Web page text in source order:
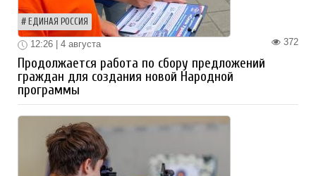
ЕДИНАЯ РОССИЯ
372
12:26 | 4 августа
Продолжается работа по сбору предложений
граждан для создания новой Народной
программы